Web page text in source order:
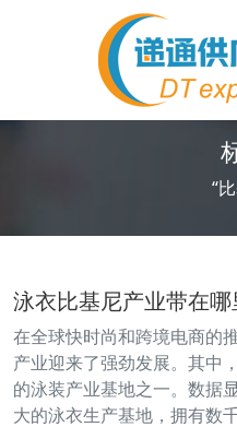
“
泳衣比基尼产业带在
在全球快时尚和跨境电商的
产业迎来了强劲发展。其中
的泳装产业基地之一。数据
大的泳衣生产基地，拥有数